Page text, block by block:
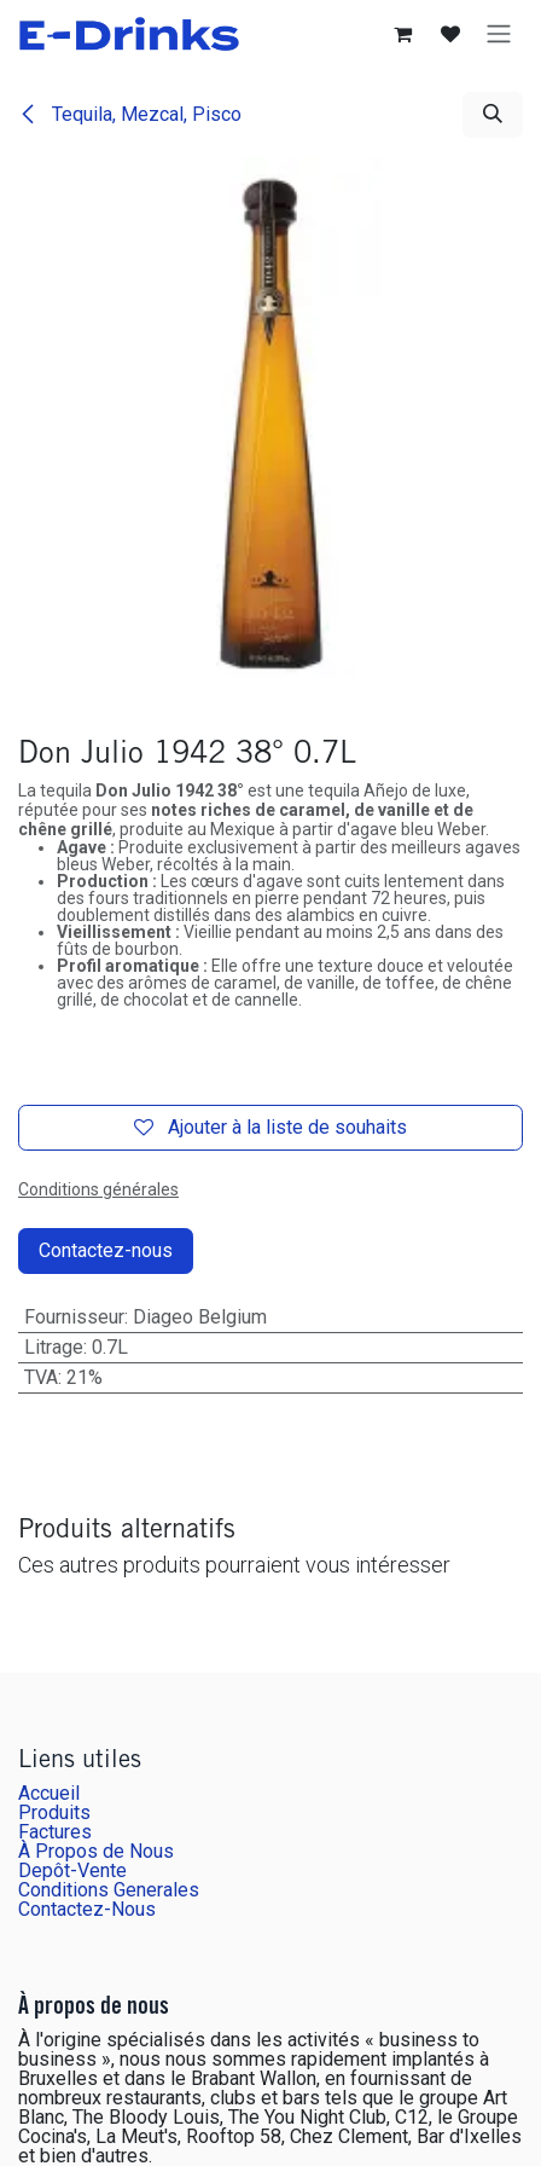
Se rendre au contenu
Tequila, Mezcal, Pisco
Don Julio 1942 38° 0.7L
La tequila Don Julio 1942 38° est une tequila Añejo de luxe,
réputée pour ses notes riches de caramel, de vanille et de
chêne grillé, produite au Mexique à partir d'agave bleu Weber.
Agave : Produite exclusivement à partir des meilleurs agaves
bleus Weber, récoltés à la main.
Production : Les cœurs d'agave sont cuits lentement dans
des fours traditionnels en pierre pendant 72 heures, puis
doublement distillés dans des alambics en cuivre.
Vieillissement : Vieillie pendant au moins 2,5 ans dans des
fûts de bourbon.
Profil aromatique : Elle offre une texture douce et veloutée
avec des arômes de caramel, de vanille, de toffee, de chêne
grillé, de chocolat et de cannelle.
Ajouter à la liste de souhaits
Conditions générales
Contactez-nous
Fournisseur: Diageo Belgium
Litrage: 0.7L
TVA: 21%
Produits alternatifs
Ces autres produits pourraient vous intéresser
Liens utiles
Accueil
Produits
Factures
À Propos de Nous
Depôt-Vente
Conditions Generales
Contactez-Nous
À propos de nous
À l'origine spécialisés dans les activités « business to
business », nous nous sommes rapidement implantés à
Bruxelles et dans le Brabant Wallon, en fournissant de
nombreux restaurants, clubs et bars tels que le groupe Art
Blanc, The Bloody Louis, The You Night Club, C12, le Groupe
Cocina's, La Meut's, Rooftop 58, Chez Clement, Bar d'Ixelles
et bien d'autres.